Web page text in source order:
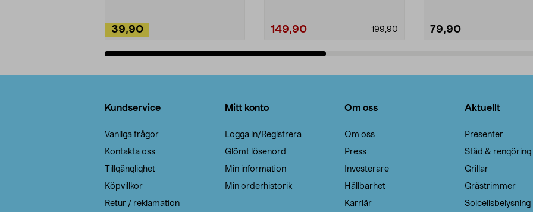
39,90 199,90
149,90 79,90
Kundservice
Vanliga frågor
Kontakta oss
Tillgänglighet
Köpvillkor
Retur / reklamation
Mitt konto
Logga in/Registrera
Glömt lösenord
Min information
Min orderhistorik
Om oss
Om oss
Press
Investerare
Hållbarhet
Karriär
Aktuellt
Presenter
Städ & rengöring
Grillar
Grästrimmer
Solcellsbelysning